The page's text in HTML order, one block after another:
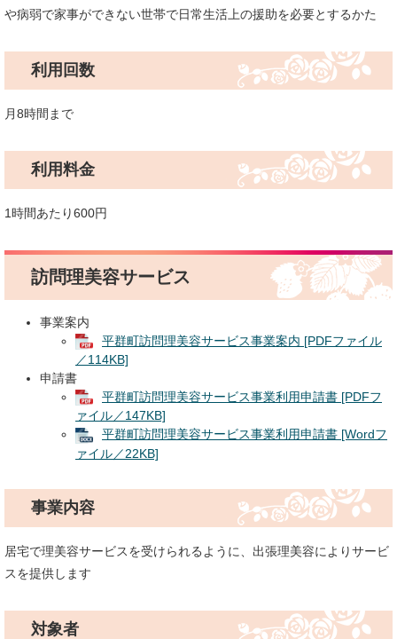
や病弱で家事ができない世帯で日常生活上の援助を必要とするかた
利用回数
月8時間まで
利用料金
1時間あたり600円
訪問理美容サービス
事業案内
平群町訪問理美容サービス事業案内 [PDFファイル
／114KB]
申請書
平群町訪問理美容サービス事業利用申請書 [PDFフ
ァイル／147KB]
平群町訪問理美容サービス事業利用申請書 [Wordフ
ァイル／22KB]
事業内容
居宅で理美容サービスを受けられるように、出張理美容によりサービ
スを提供します
対象者